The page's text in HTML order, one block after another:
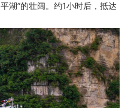
湖”的壮阔。约1小时后，抵达